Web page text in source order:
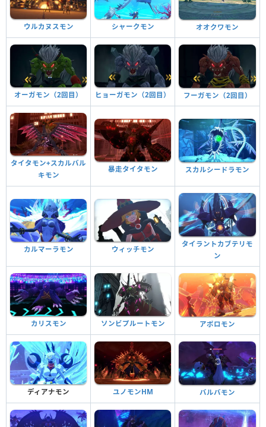
ウルカヌスモン シャークモン オオクワモン
オーガモン（2回目） ヒョーガモン（2回目） フーガモン（2回目）
タイタモン+スカルバル
キモン
暴走タイタモン スカルシードラモン
カルマーラモン ウィッチモン
タイラントカブテリモ
ン
カリスモン ソンビプルートモン アポロモン
ディアナモン ユノモンHM バルバモン